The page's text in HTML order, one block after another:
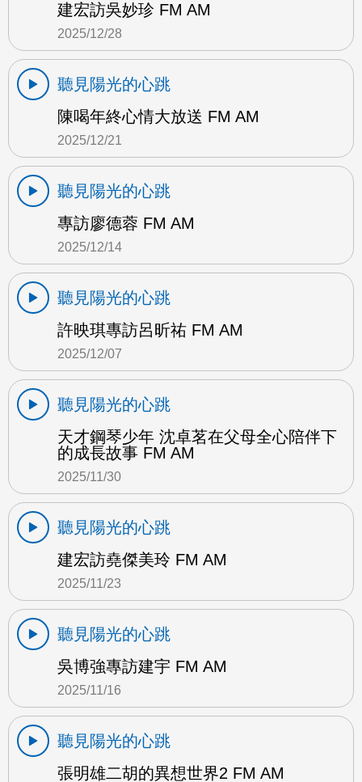
建宏訪吳妙珍 FM AM
2025/12/28
聽見陽光的心跳
陳喝年終心情大放送 FM AM
2025/12/21
聽見陽光的心跳
專訪廖德蓉 FM AM
2025/12/14
聽見陽光的心跳
許映琪專訪呂昕祐 FM AM
2025/12/07
聽見陽光的心跳
天才鋼琴少年 沈卓茗在父母全心陪伴下
的成長故事 FM AM
2025/11/30
聽見陽光的心跳
建宏訪堯傑美玲 FM AM
2025/11/23
聽見陽光的心跳
吳博強專訪建宇 FM AM
2025/11/16
聽見陽光的心跳
張明雄二胡的異想世界2 FM AM